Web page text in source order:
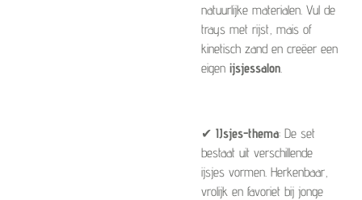
natuurlijke materialen. Vul de
trays met rijst, mais of
kinetisch zand en creëer een
eigen ijsjessalon.
✔ IJsjes-thema: De set
bestaat uit verschillende
ijsjes vormen. Herkenbaar,
vrolijk en favoriet bij jonge